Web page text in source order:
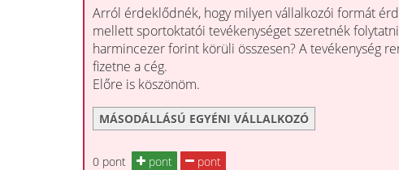
Arról érdeklődnék, hogy milyen vállalkozói formát
mellett sportoktatói tevékenységet szeretnék
harmincezer forint körüli összesen? A tevékenység
fizetne a cég.
Előre is köszönöm.
MÁSODÁLLÁSÚ EGYÉNI VÁLLALKOZÓ
0 pont pont pont